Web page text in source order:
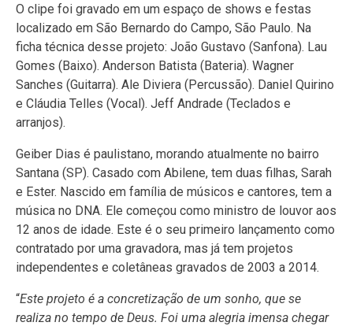
O clipe foi gravado em um espaço de shows e festas
localizado em São Bernardo do Campo, São Paulo. Na
ficha técnica desse projeto: João Gustavo (Sanfona). Lau
Gomes (Baixo). Anderson Batista (Bateria). Wagner
Sanches (Guitarra). Ale Diviera (Percussão). Daniel Quirino
e Cláudia Telles (Vocal). Jeff Andrade (Teclados e
arranjos).
Geiber Dias é paulistano, morando atualmente no bairro
Santana (SP). Casado com Abilene, tem duas filhas, Sarah
e Ester. Nascido em família de músicos e cantores, tem a
música no DNA. Ele começou como ministro de louvor aos
12 anos de idade. Este é o seu primeiro lançamento como
contratado por uma gravadora, mas já tem projetos
independentes e coletâneas gravados de 2003 a 2014.
“Este projeto é a concretização de um sonho, que se
realiza no tempo de Deus. Foi uma alegria imensa chegar